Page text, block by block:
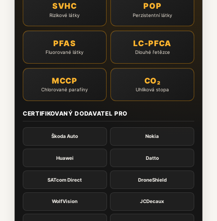
SVHC
Rizikové látky
POP
Perzistentní látky
PFAS
Fluorované látky
LC-PFCA
Dlouhé řetězce
MCCP
Chlorované parafíny
CO₂
Uhlíková stopa
CERTIFIKOVANÝ DODAVATEL PRO
Škoda Auto Nokia
Huawei Datto
SATcom Direct DroneShield
WolfVision JCDecaux